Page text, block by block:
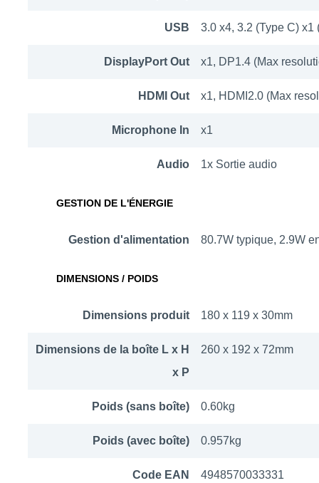
USB 3.0 x4, 3.2 (Type C)
DisplayPort Out x1, DP1.4 (Max
HDMI Out x1, HDMI2.0 (Max
Microphone In x1
Audio 1x Sortie audio
GESTION DE L'ÉNERGIE
Gestion d'alimentation 80.7W typique, 2.9W
DIMENSIONS / POIDS
Dimensions produit 180 x 119 x 30mm
Dimensions de la boîte L x H
x P
260 x 192 x 72mm
Poids (sans boîte) 0.60kg
Poids (avec boîte) 0.957kg
Code EAN 4948570033331